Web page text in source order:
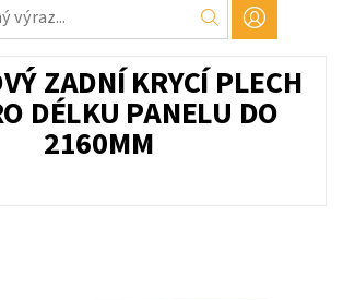
ZADNÍ KRYCÍ PLECH
DÉLKU PANELU DO
2160MM